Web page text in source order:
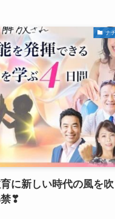
ナ
に新しい時代の風を
❣